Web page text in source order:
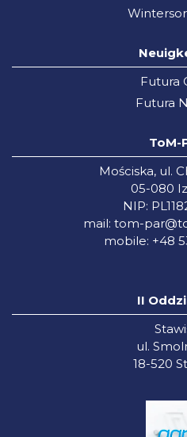
Futura
Futura
ToM-
Mościska, ul.
05-080
NIP:
mail: tom-
mobile: +48
II
ul.
18-520